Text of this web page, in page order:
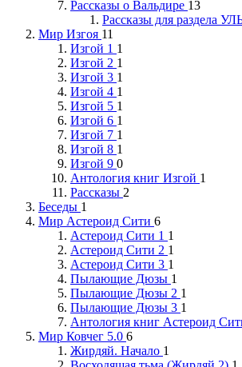
Рассказы о Вальдире 13
Рассказы для раздела
Мир Изгоя 11
Изгой 1 1
Изгой 2 1
Изгой 3 1
Изгой 4 1
Изгой 5 1
Изгой 6 1
Изгой 7 1
Изгой 8 1
Изгой 9 0
Антология книг Изгой 1
Рассказы 2
Беседы 1
Мир Астероид Сити 6
Астероид Сити 1 1
Астероид Сити 2 1
Астероид Сити 3 1
Пылающие Дюзы 1
Пылающие Дюзы 2 1
Пылающие Дюзы 3 1
Антология книг Астероид
Мир Ковчег 5.0 6
Жирдяй. Начало 1